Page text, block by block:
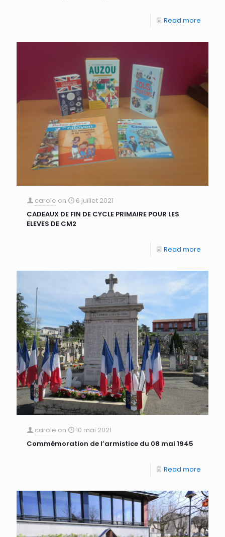
Read more
carole on
6 juillet 2021
CADEAUX DE FIN DE CYCLE PRIMAIRE POUR LES
ELEVES DE CM2
Read more
carole on
10 mai 2021
Commémoration de l’armistice du 08 mai 1945
Read more